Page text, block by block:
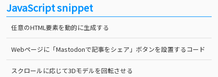
JavaScript snippet
任意のHTML要素を動的に生成する
Webページに「Mastodonで記事をシェア」ボタンを設置するコード
スクロールに応じて3Dモデルを回転させる